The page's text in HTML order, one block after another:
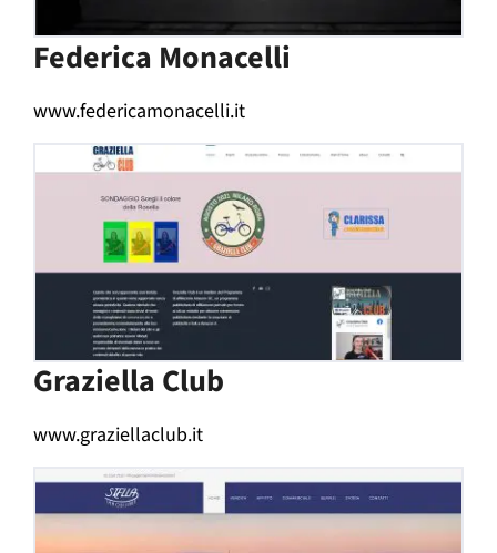
Federica Monacelli
www.federicamonacelli.it
Graziella Club
www.graziellaclub.it